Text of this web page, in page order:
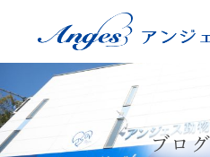
ブロ